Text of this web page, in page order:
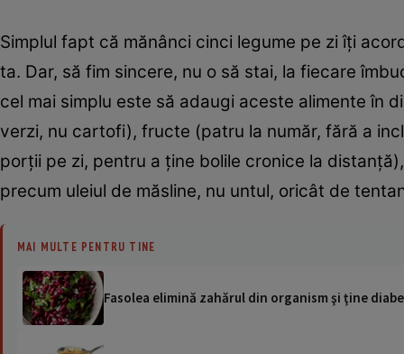
Simplul fapt că mănânci cinci legume pe zi îți
ta. Dar, să fim sincere, nu o să stai, la fiecare
cel mai simplu este să adaugi aceste alimente în
verzi, nu cartofi), fructe (patru la număr, fără a
porții pe zi, pentru a ține bolile cronice la
precum uleiul de măsline, nu untul, oricât de
MAI MULTE PENTRU TINE
Fasolea elimină zahărul din organism şi ţine